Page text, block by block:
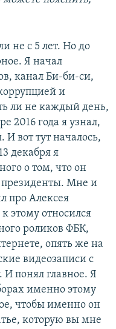
не с 5 лет. Но до
Я начал
канал Би-би-си,
и
ли не каждый день,
2016 года я узнал,
вот тут началось,
декабря я
о том, что он
президенты. Мне и
про Алексея
этому относился
роликов ФБК,
опять же на
видеозаписи с
И понял главное. Я
именно этому
чтобы именно он
которую вы мне